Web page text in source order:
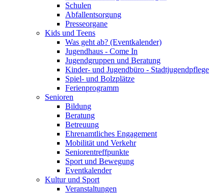
Schulen
Abfallentsorgung
Presseorgane
Kids und Teens
Was geht ab? (Eventkalender)
Jugendhaus - Come In
Jugendgruppen und Beratung
Kinder- und Jugendbüro - Stadtjugendpflege
Spiel- und Bolzplätze
Ferienprogramm
Senioren
Bildung
Beratung
Betreuung
Ehrenamtliches Engagement
Mobilität und Verkehr
Seniorentreffpunkte
Sport und Bewegung
Eventkalender
Kultur und Sport
Veranstaltungen